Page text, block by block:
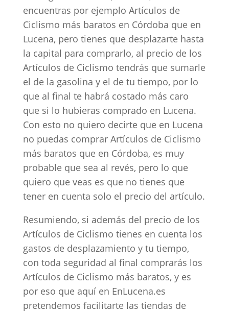
encuentras por ejemplo Artículos de
Ciclismo más baratos en Córdoba que en
Lucena, pero tienes que desplazarte hasta
la capital para comprarlo, al precio de los
Artículos de Ciclismo tendrás que sumarle
el de la gasolina y el de tu tiempo, por lo
que al final te habrá costado más caro
que si lo hubieras comprado en Lucena.
Con esto no quiero decirte que en Lucena
no puedas comprar Artículos de Ciclismo
más baratos que en Córdoba, es muy
probable que sea al revés, pero lo que
quiero que veas es que no tienes que
tener en cuenta solo el precio del artículo.
Resumiendo, si además del precio de los
Artículos de Ciclismo tienes en cuenta los
gastos de desplazamiento y tu tiempo,
con toda seguridad al final comprarás los
Artículos de Ciclismo más baratos, y es
por eso que aquí en EnLucena.es
pretendemos facilitarte las tiendas de